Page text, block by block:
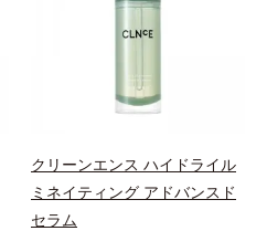
クリーンエンス ハイドライル
ミネイティング アドバンスド
セラム